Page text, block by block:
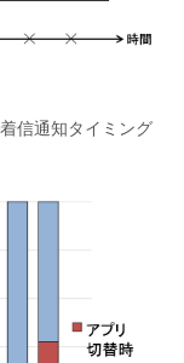
信通知タイミング